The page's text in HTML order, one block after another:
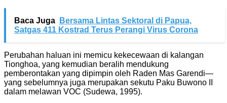
Baca Juga
Bersama Lintas Sektoral di Papua,
Satgas 411 Kostrad Terus Perangi Virus Corona
Perubahan haluan ini memicu kekecewaan di kalangan
Tionghoa, yang kemudian beralih mendukung
pemberontakan yang dipimpin oleh Raden Mas Garendi—
yang sebelumnya juga merupakan sekutu Paku Buwono II
dalam melawan VOC (Sudewa, 1995).